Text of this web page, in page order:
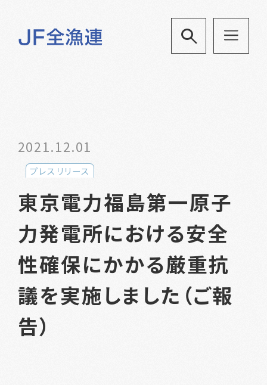
2021.12.01
プレスリリース
東京電力福島第一原子
力発電所における安全
性確保にかかる厳重抗
議を実施しました（ご報
告）